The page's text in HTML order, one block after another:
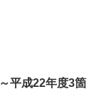
平成22年度3箇